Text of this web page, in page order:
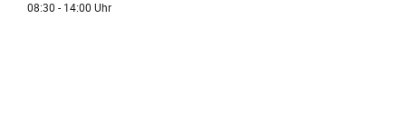
08:30 - 14:00 Uhr